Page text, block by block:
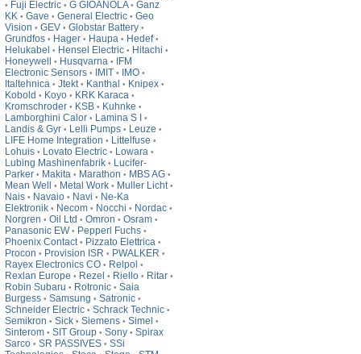
• Fuji Electric • G GIOANOLA • Ganz
KK • Gave • General Electric • Geo
Vision • GEV • Globstar Battery •
Grundfos • Hager • Haupa • Hedef •
Helukabel • Hensel Electric • Hitachi •
Honeywell • Husqvarna •
IFM
Electronic Sensors • IMIT • IMO •
Italtehnica • Jtekt • Kanthal • Knipex •
Kobold • Koyo • KRK Karaca •
Kromschroder • KSB • Kuhnke •
Lamborghini Calor • Lamina S I •
Landis & Gyr • Lelli Pumps • Leuze •
LIFE Home Integration • Littelfuse •
Lohuis • Lovato Electric • Lowara •
Lubing Mashinenfabrik • Lucifer-
Parker • Makita • Marathon • MBS AG •
Mean Well • Metal Work • Muller Licht •
Nais • Navaio • Navi • Ne-Ka
Elektronik • Necom • Nocchi • Nordac •
Norgren • Oil Ltd • Omron • Osram •
Panasonic EW • Pepperl Fuchs •
Phoenix Contact • Pizzato Elettrica •
Procon • Provision ISR • PWALKER •
Rayex Electronics CO • Relpol •
Rexlan Europe • Rezel • Riello • Ritar •
Robin Subaru • Rotronic • Saia
Burgess • Samsung • Satronic •
Schneider Electric • Schrack Technic •
Semikron • Sick • Siemens • Simel •
Sinterom • SIT Group • Sony • Spirax
Sarco • SR PASSIVES • SSi